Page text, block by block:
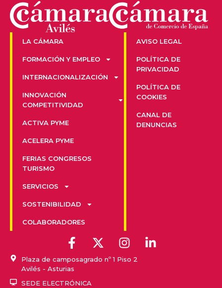
LA CÁMARA
FORMACIÓN Y EMPLEO
INTERNACIONALIZACIÓN
INNOVACIÓN
COMPETITIVIDAD
ACTIVA PYME
ACELERA PYME
FERIAS CONGRESOS
TURISMO
SERVICIOS
SOSTENIBILIDAD
COLABORADORES
AVISO LEGAL
POLÍTICA DE
PRIVACIDAD
POLÍTICA DE
COOKIES
CANAL DE
DENUNCIAS
Plaza de camposagrado nº 1 Piso 2
Avilés - Asturias
SEDE ELECTRÓNICA